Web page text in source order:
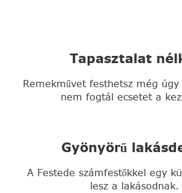
Tapasztalat
Remekművet festhetsz még
nem fogtál ecsetet a
Gyönyörű
A Festede számfestőkkel egy
lesz a lakásodnak.